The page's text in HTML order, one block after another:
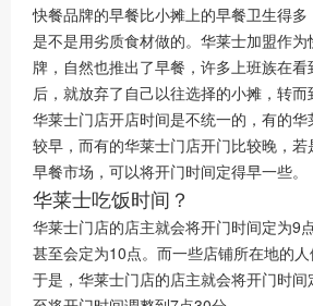
快餐品牌的早餐比小摊上的早餐卫生得
是不是用劣质食材做的。华莱士加盟作
牌，自然也推出了早餐，许多上班族在
后，就放弃了自己以往选择的小摊，转而
华莱士门店开店时间是不统一的，有的
较早，而有的华莱士门店开门比较晚，
早餐市场，可以将开门时间定得早一些。
华莱士吃饭时间？
华莱士门店的店主就会将开门时间定为9
甚至会定为10点。而一些店铺所在地的人
于是，华莱士门店的店主就会将开门时